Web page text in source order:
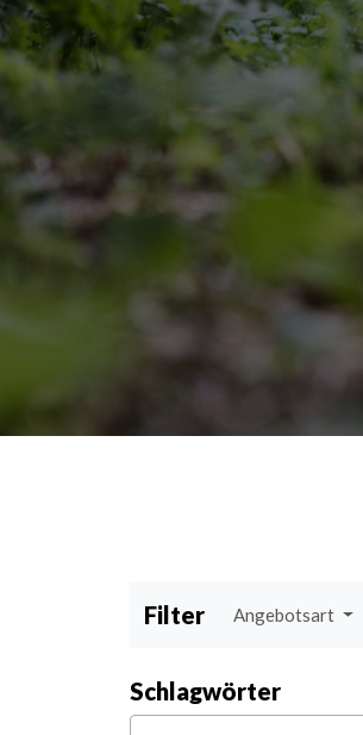
Filter Angebotsart
Schlagwörter